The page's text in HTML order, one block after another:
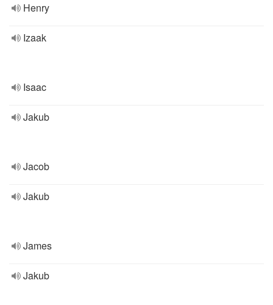
Henry
Izaak
Isaac
Jakub
Jacob
Jakub
James
Jakub